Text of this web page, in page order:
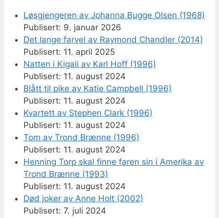
Løsgjengeren av Johanna Bugge Olsen (1968)
9. januar 2026
Det lange farvel av Raymond Chandler (2014)
11. april 2025
Natten i Kigali av Karl Hoff (1996)
11. august 2024
Blått til pike av Katie Campbell (1996)
11. august 2024
Kvartett av Stephen Clark (1996)
11. august 2024
Tom av Trond Brænne (1996)
11. august 2024
Henning Torp skal finne faren sin i Amerika av
Trond Brænne (1993)
11. august 2024
Død joker av Anne Holt (2002)
7. juli 2024